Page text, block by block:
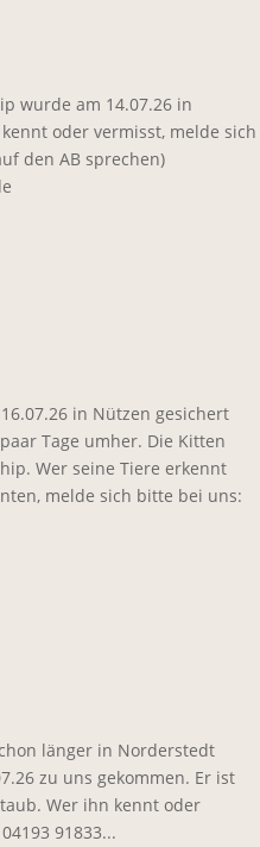
wurde am 14.07.26 in
oder vermisst, melde sich
den AB sprechen)
in Nützen gesichert
Tage umher. Die Kitten
Wer seine Tiere erkennt
melde sich bitte bei uns:
länger in Norderstedt
zu uns gekommen. Er ist
Wer ihn kennt oder
91833...